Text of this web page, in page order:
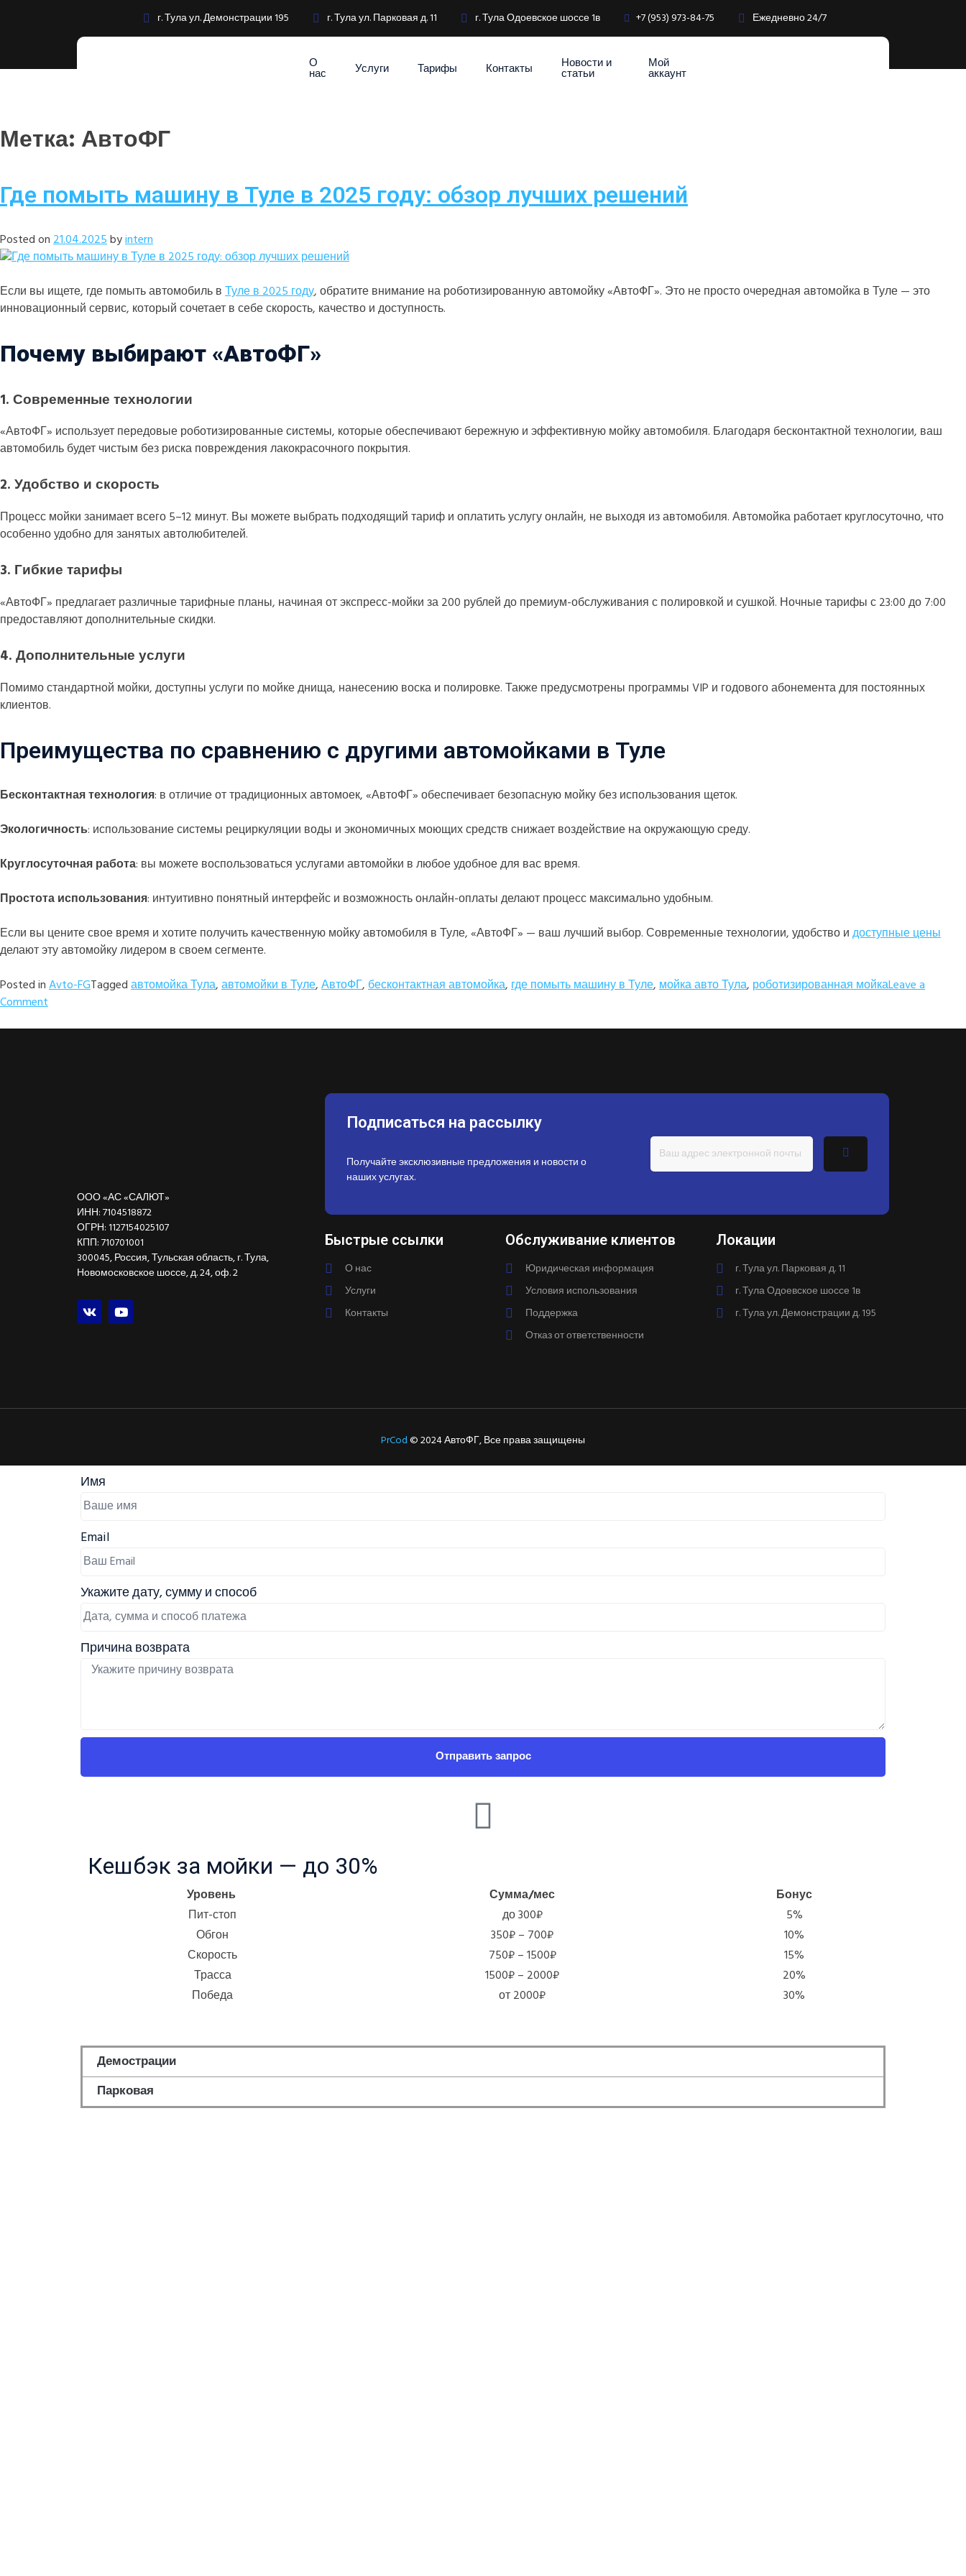
г. Тула ул. Демонстрации 195 г. Тула ул. Парковая д. 11 г. Тула Одоевское шоссе 1в +7 (953) 973-84-75 Ежедневно 24/7
О
нас Услуги Тарифы Контакты Новости и
статьи
Мой
аккаунт
Метка: АвтоФГ
Где помыть машину в Туле в 2025 году: обзор лучших решений
Posted on21.04.2025byintern
Если вы ищете, где помыть автомобиль вТуле в 2025 году, обратите внимание на роботизированную автомойку «АвтоФГ». Это не просто очередная автомойка в Туле — это
инновационный сервис, который сочетает в себе скорость, качество и доступность.
Почему выбирают «АвтоФГ»
1. Современные технологии
«АвтоФГ» использует передовые роботизированные системы, которые обеспечивают бережную и эффективную мойку автомобиля. Благодаря бесконтактной технологии, ваш
автомобиль будет чистым без риска повреждения лакокрасочного покрытия.​
2. Удобство и скорость
Процесс мойки занимает всего 5–12 минут. Вы можете выбрать подходящий тариф и оплатить услугу онлайн, не выходя из автомобиля. Автомойка работает круглосуточно, что
особенно удобно для занятых автолюбителей.​
3. Гибкие тарифы
«АвтоФГ» предлагает различные тарифные планы, начиная от экспресс-мойки за 200 рублей до премиум-обслуживания с полировкой и сушкой. Ночные тарифы с 23:00 до 7:00
предоставляют дополнительные скидки.​
4. Дополнительные услуги
Помимо стандартной мойки, доступны услуги по мойке днища, нанесению воска и полировке. Также предусмотрены программы VIP и годового абонемента для постоянных
клиентов.​
Преимущества по сравнению с другими автомойками в Туле
Бесконтактная технология: в отличие от традиционных автомоек, «АвтоФГ» обеспечивает безопасную мойку без использования щеток.
Экологичность: использование системы рециркуляции воды и экономичных моющих средств снижает воздействие на окружающую среду.
Круглосуточная работа: вы можете воспользоваться услугами автомойки в любое удобное для вас время.​
Простота использования: интуитивно понятный интерфейс и возможность онлайн-оплаты делают процесс максимально удобным.
Если вы цените свое время и хотите получить качественную мойку автомобиля в Туле, «АвтоФГ» — ваш лучший выбор. Современные технологии, удобство идоступные цены
делают эту автомойку лидером в своем сегменте.​
Posted inAvto-FGTaggedавтомойка Тула,автомойки в Туле,АвтоФГ,бесконтактная автомойка,где помыть машину в Туле,мойка авто Тула, роботизированная мойкаLeave a
Comment
ООО «АС «САЛЮТ»
ИНН: 7104518872
ОГРН: 1127154025107
КПП: 710701001
300045, Россия, Тульская область, г. Тула,
Новомосковское шоссе, д. 24, оф. 2
Подписаться на рассылку
Получайте эксклюзивные предложения и новости о
наших услугах.
Быстрые ссылки
О нас
Услуги
Контакты
Обслуживание клиентов
Юридическая информация
Условия использования
Поддержка
Отказ от ответственности
Локации
г. Тула ул. Парковая д. 11
г. Тула Одоевское шоссе 1в
г. Тула ул. Демонстрации д. 195
PrCod© 2024 АвтоФГ, Все права защищены
Имя
Email
Укажите дату, сумму и способ
Причина возврата
Отправить запрос
Кешбэк за мойки — до 30%
Уровень Сумма/мес
Бонус
Пит-стоп
до 300₽
5%
Обгон
350₽ – 700₽
10%
Скорость
750₽ – 1500₽
15%
Трасса
1500₽ – 2000₽
20%
Победа
от 2000₽ 30%
Демострации
Парковая